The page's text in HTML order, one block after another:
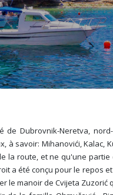
de Dubrovnik-Neretva,
à savoir: Mihanovići, Kalac,
la route, et ne qu'une
a été conçu pour le repos
le manoir de Cvijeta